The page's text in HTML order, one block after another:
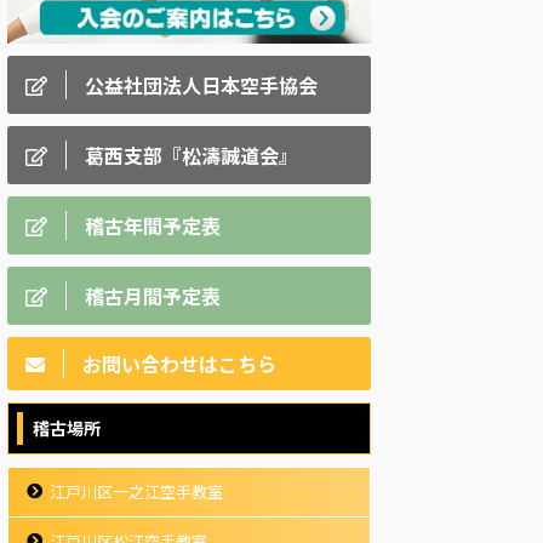
公益社団法人日本空手協会
葛西支部『松濤誠道会』
稽古年間予定表
稽古月間予定表
お問い合わせはこちら
稽古場所
江戸川区一之江空手教室